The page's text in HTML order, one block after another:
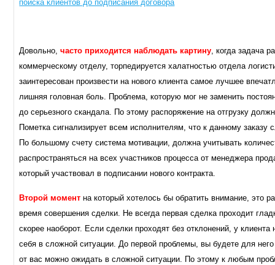
поиска клиентов до подписания договора
Довольно,часто приходится наблюдать картину, когда задача
коммерческому отделу, торпедируется халатностью отдела
заинтересован произвести на нового клиента самое лучшее
лишняя головная боль. Проблема, которую мог не заменить
до серьезного скандала. По этому распоряжение на отгрузку
Пометка сигнализирует всем исполнителям, что к данному
По большому счету система мотивации, должна учитывать
распространяться на всех участников процесса от менеджера
который участвовал в подписании нового контракта.
Второй момент на который хотелось бы обратить внимание, это
время совершения сделки. Не всегда первая сделка проходит
скорее наоборот. Если сделки проходят без отклонений, у
себя в сложной ситуации. До первой проблемы, вы будете для
от вас можно ожидать в сложной ситуации. По этому к любым